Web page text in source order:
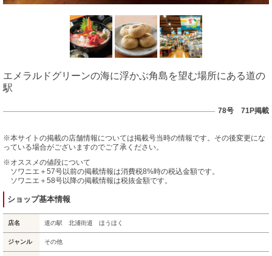
エメラルドグリーンの海に浮かぶ角島を望む場所にある道の
駅
78号 71P掲載
※本サイトの掲載の店舗情報については掲載号当時の情報です。その後変更にな
っている場合がございますのでご了承ください。
※オススメの値段について
ソワニエ＋57号以前の掲載情報は消費税8%時の税込金額です。
ソワニエ＋58号以降の掲載情報は税抜金額です。
ショップ基本情報
店名 道の駅 北浦街道 ほうほく
ジャンル その他